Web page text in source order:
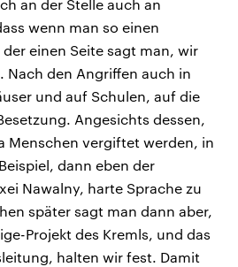
an der Stelle auch an
wenn man so einen
einen Seite sagt man, wir
Nach den Angriffen auch in
und auf Schulen, auf die
Angesichts dessen,
Menschen vergiftet werden, in
dann eben der
Nawalny, harte Sprache zu
später sagt man dann aber,
Projekt des Kremls, und das
halten wir fest. Damit